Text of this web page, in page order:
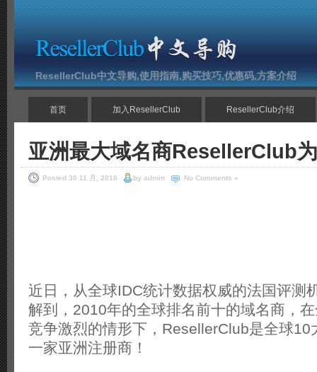
ResellerClub中文导购,使用指南,购买技巧,优惠码,方案介绍
首页 加入ResellerClub ResellerClub介绍
亚洲最大域名商ResellerClub
Posted 30 11 月, 2010 by admin No Comments »
近日，从全球IDC统计数据权威的法国评测
解到，2010年的全球排名前十的域名商，
竞争激烈的情形下，ResellerClub是全球10
一家亚洲注册商！